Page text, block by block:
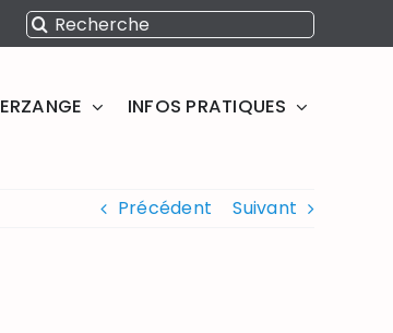
Rechercher:
INFOS PRATIQUES
Précédent Suivant